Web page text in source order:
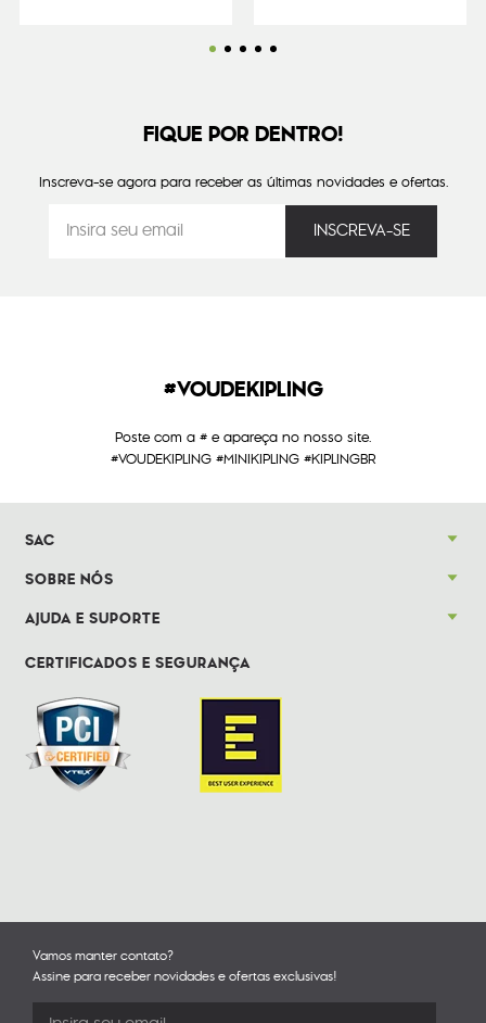
FIQUE POR DENTRO!
Inscreva-se agora para receber as últimas novidades e ofertas.
#VOUDEKIPLING
Poste com a # e apareça no nosso site.
#VOUDEKIPLING #MINIKIPLING #KIPLINGBR
SAC
SOBRE NÓS
AJUDA E SUPORTE
CERTIFICADOS E SEGURANÇA
Vamos manter contato?
Assine para receber novidades e ofertas exclusivas!